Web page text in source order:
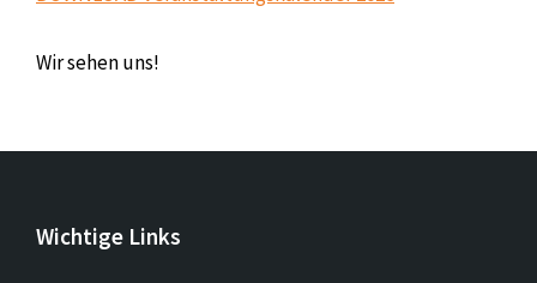
Wir sehen uns!
Wichtige Links